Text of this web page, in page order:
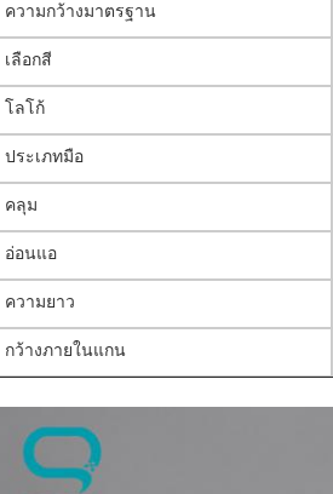
ความกว้างมาตรฐาน
เลือกสี
โลโก้
ประเภทมือ
คลุม
อ่อนแอ
ความยาว
กว้างภายในแกน